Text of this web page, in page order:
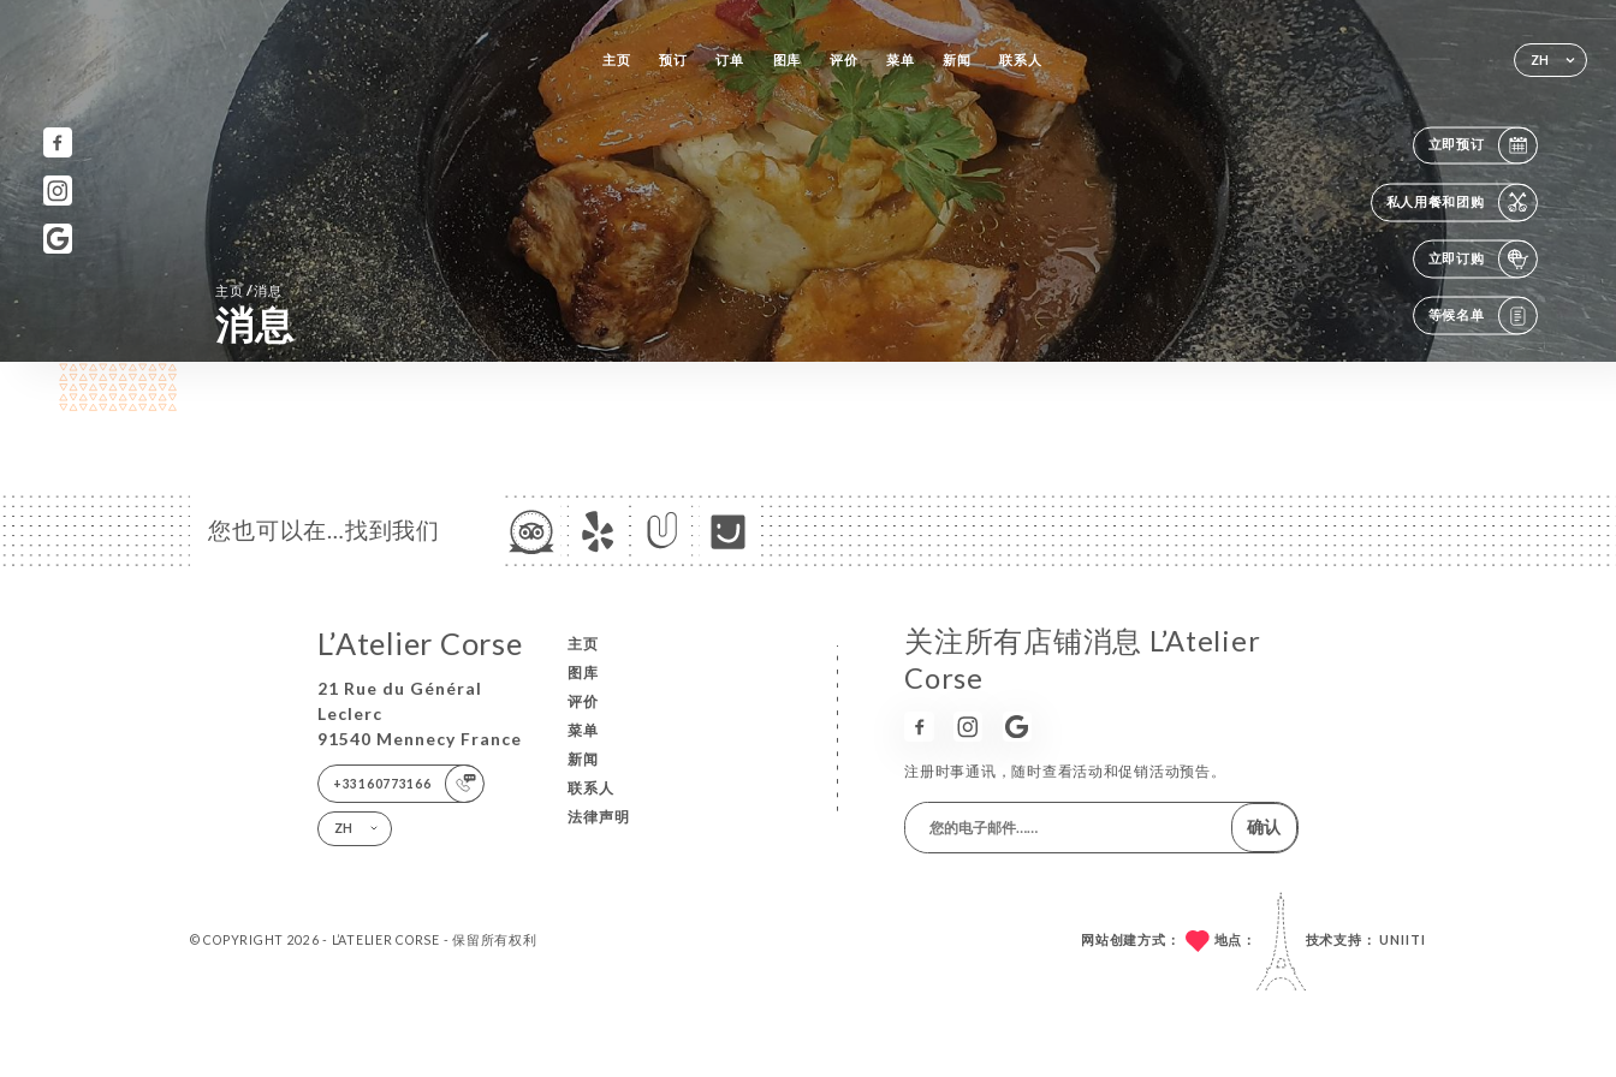
ZH
主页 预订 订单 图库 评价 菜单 新闻 联系人
立即预订
私人用餐和团购
立即订购
等候名单
主页/消息
消息
您也可以在…找到我们
L’Atelier Corse
21 Rue du Général
Leclerc
91540 Mennecy France
+33160773166
ZH
主页
图库
评价
菜单
新闻
联系人
法律声明
关注所有店铺消息 L’Atelier
Corse
注册时事通讯，随时查看活动和促销活动预告。
确认
© COPYRIGHT 2026 - L’ATELIER CORSE - 保留所有权利 网站创建方式： 地点： 技术支持：UNIITI